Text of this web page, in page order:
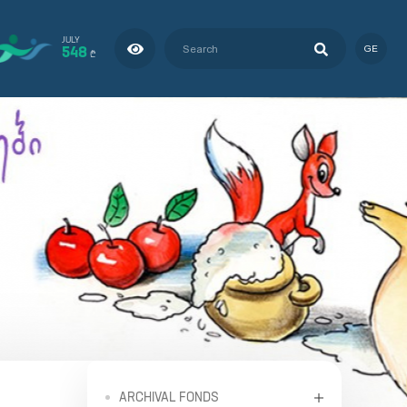
JULY
548 ₾ GE
ARCHIVAL FONDS